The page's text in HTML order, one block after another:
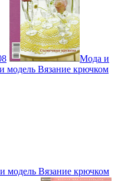
Мода и
модель Вязание крючком
модель Вязание крючком